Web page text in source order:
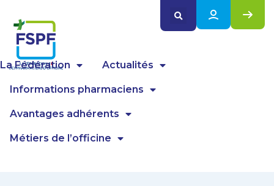
La Fédération Actualités
Informations pharmaciens
Avantages adhérents
Métiers de l’officine